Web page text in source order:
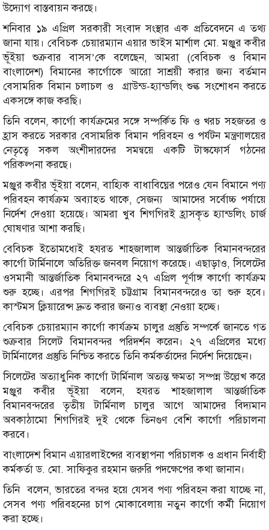
উদ্যোগ বাস্তবায়ন করছে।
শনিবার ১৯ এপ্রিল সরকারী সংবাদ সংস্থার এক প্রতিবেদনে এ তথ্য
জানা যায়। বেবিচক চেয়ারম্যান এয়ার ভাইস মার্শাল মো. মঞ্জুর কবীর
ভূঁইয়া শুক্রবার বাসস’কে বলেছেন, আমরা (বেবিচক ও বিমান
বাংলাদেশ) বিমানের কার্গোকে আরো সাশ্রয়ী করার জন্য বর্তমান
বেসামরিক বিমান চলাচল ও গ্রাউন্ড-হ্যান্ডলিং শুল্ক সংশোধন করতে
একসঙ্গে কাজ করছি।
তিনি বলেন, কার্গো কার্যক্রমের সঙ্গে সম্পর্কিত ফি ও খরচ সহজতর ও
হ্রাস করতে সরকার বেসামরিক বিমান পরিবহন ও পর্যটন মন্ত্রণালয়ের
নেতৃত্বে সকল অংশীদারদের সমন্বয়ে একটি টাস্কফোর্স গঠনের
পরিকল্পনা করছে।
মঞ্জুর কবীর ভূঁইয়া বলেন, বাহ্যিক বাধাবিঘ্নের পরেও যেন বিমানে পণ্য
পরিবহন কার্যক্রম অব্যাহত থাকে, সেজন্য আমাদের সর্বোচ্চ পর্যায়ে
নির্দেশ দেওয়া হয়েছে। আমরা খুব শিগগিরই হ্রাসকৃত হ্যান্ডলিং চার্জ
ঘোষণার আশা করছি।
বেবিচক ইতোমধ্যেই হযরত শাহজালাল আন্তর্জাতিক বিমানবন্দরের
কার্গো টার্মিনালে অতিরিক্ত জনবল নিয়োগ করেছে। এছাড়াও, সিলেটের
ওসমানী আন্তর্জাতিক বিমানবন্দরে ২৭ এপ্রিল পূর্ণাঙ্গ কার্গো কার্যক্রম
শুরু হচ্ছে। এরপর শিগগিরই চট্টগ্রাম বিমানবন্দরেও তা শুরু হবে।
কাস্টমস ক্লিয়ারেন্স দ্রুত করার জন্যও ব্যবস্থা নেওয়া হচ্ছে।
বেবিচক চেয়ারম্যান কার্গো কার্যক্রম চালুর প্রস্তুতি সম্পর্কে জানতে গত
শুক্রবার সিলেট বিমানবন্দর পরিদর্শন করেন। ২৭ এপ্রিলের মধ্যে
টার্মিনালের প্রস্তুতি নিশ্চিত করতে তিনি কর্মকর্তাদের নির্দেশ দিয়েছেন।
সিলেটের অত্যাধুনিক কার্গো টার্মিনাল অত্যন্ত ক্ষমতা সম্পন্ন উল্লেখ করে
মঞ্জুর কবীর ভূঁইয়া বলেন, হযরত শাহজালাল আন্তর্জাতিক
বিমানবন্দরের তৃতীয় টার্মিনাল চালুর আগে আমাদের বিদ্যমান
অবকাঠামো শিগগিরই দুই থেকে তিনগুণ বেশি কার্গো পরিচালনা
করবে।
বাংলাদেশ বিমান এয়ারলাইন্সের ব্যবস্থাপনা পরিচালক ও প্রধান নির্বাহী
কর্মকর্তা ড. মো. সাফিকুর রহমান জরুরি পদক্ষেপের কথা জানান।
তিনি বলেন, ভারতের বন্দর হয়ে যেসব পণ্য পরিবহন করা যাচ্ছে না,
সেসব পণ্য পরিবহনের চাপ মোকাবেলায় নতুন কার্গো কর্মী নিয়োগ
করা হচ্ছে।